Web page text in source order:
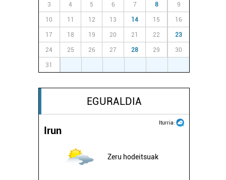
3 4 5 6 7 8 9
10 11 12 13 14 15 16
17 18 19 20 21 22 23
24 25 26 27 28 29 30
31
EGURALDIA
Iturria:
Irun
Zeru hodeitsuak